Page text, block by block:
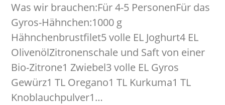
Was wir brauchen:Für 4-5 PersonenFür das
Gyros-Hähnchen:1000 g
Hähnchenbrustfilet5 volle EL Joghurt4 EL
OlivenölZitronenschale und Saft von einer
Bio-Zitrone1 Zwiebel3 volle EL Gyros
Gewürz1 TL Oregano1 TL Kurkuma1 TL
Knoblauchpulver1…